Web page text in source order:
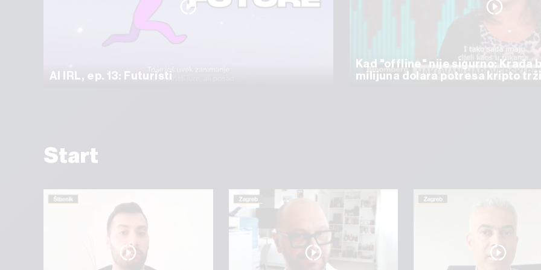
AI IRL, ep. 13: Futuristi
Kad "offline" nije sigurno: Krađa
milijuna dolara potresa kripto
Start